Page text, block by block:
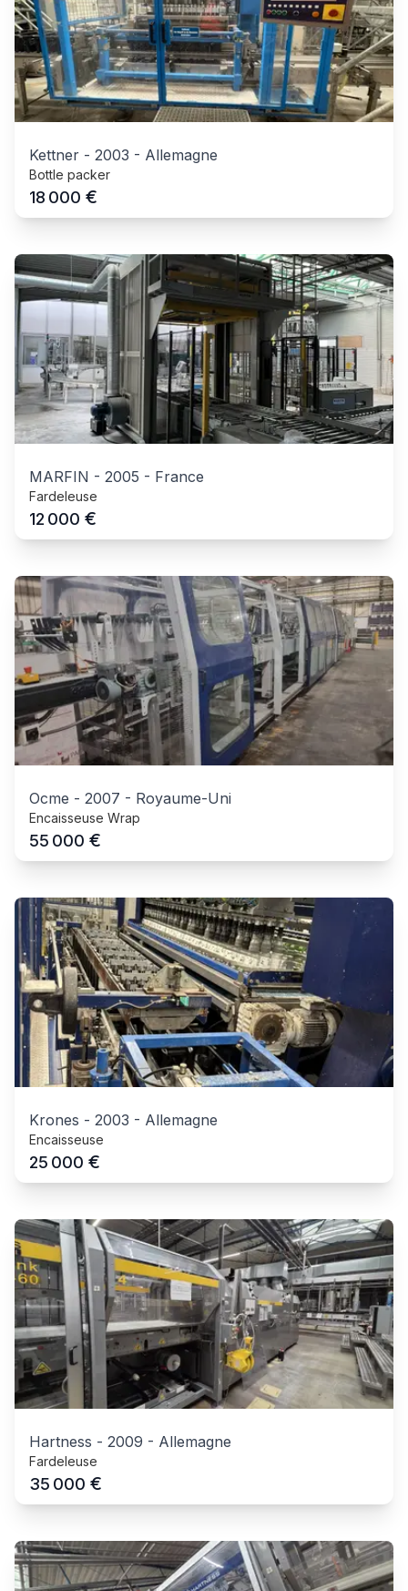
Kettner - 2003 - Allemagne
Bottle packer
18 000 €
MARFIN - 2005 - France
Fardeleuse
12 000 €
Ocme - 2007 - Royaume-Uni
Encaisseuse Wrap
55 000 €
Krones - 2003 - Allemagne
Encaisseuse
25 000 €
Hartness - 2009 - Allemagne
Fardeleuse
35 000 €